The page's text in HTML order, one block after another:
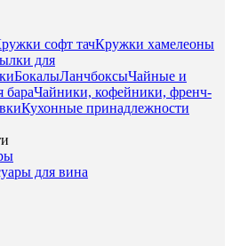
софт тачКружки хамелеоны
для
БокалыЛанчбоксыЧайные и
бараЧайники, кофейники, френч-
Кухонные принадлежности
для вина